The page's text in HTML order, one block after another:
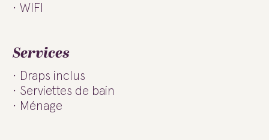
WIFI
Services
Draps inclus
Serviettes de bain
Ménage